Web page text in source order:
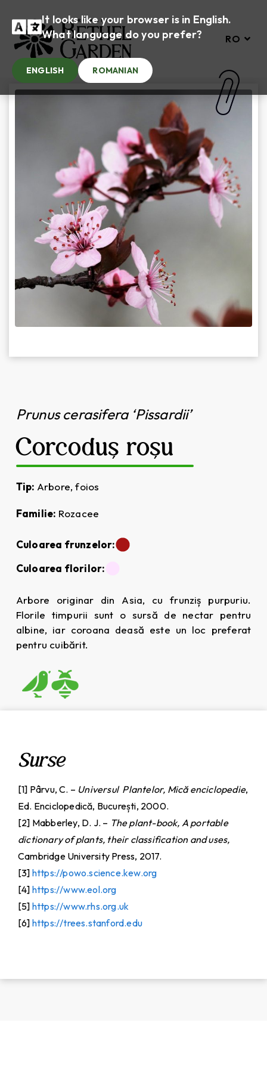
RO
Prunus cerasifera ‘Pissardii’
Corcoduș roșu
Tip: Arbore, foios
Familie: Rozacee
Culoarea frunzelor:
Culoarea florilor:
Arbore originar din Asia, cu frunziș purpuriu.
Florile timpurii sunt o sursă de nectar pentru
albine, iar coroana deasă este un loc preferat
pentru cuibărit.
Surse
[1] Pârvu, C. – Universul Plantelor, Mică enciclopedie,
Ed. Enciclopedică, București, 2000.
[2] Mabberley, D. J. – The plant-book, A portable
dictionary of plants, their classification and uses,
Cambridge University Press, 2017.
[3] https://powo.science.kew.org
[4] https://www.eol.org
[5] https://www.rhs.org.uk
[6] https://trees.stanford.edu
It looks like your browser is in English.
What language do you prefer?
ENGLISH ROMANIAN